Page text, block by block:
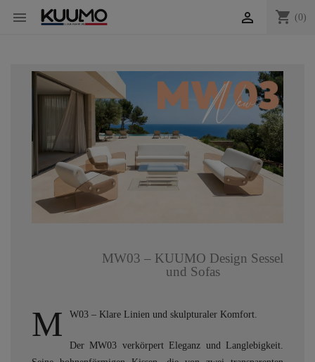
 shopping_cart (0)

MW03 – KUUMO Design Sessel
und Sofas
M W03 – Klare Linien und skulpturaler Komfort.
Der MW03 verkörpert Eleganz und Langlebigkeit.